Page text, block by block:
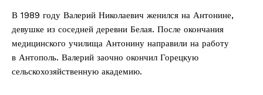
В 1989 году Валерий Николаевич женился на Антонине,
девушке из соседней деревни Белая. После окончания
медицинского училища Антонину направили на работу
в Антополь. Валерий заочно окончил Горецкую
сельскохозяйственную академию.